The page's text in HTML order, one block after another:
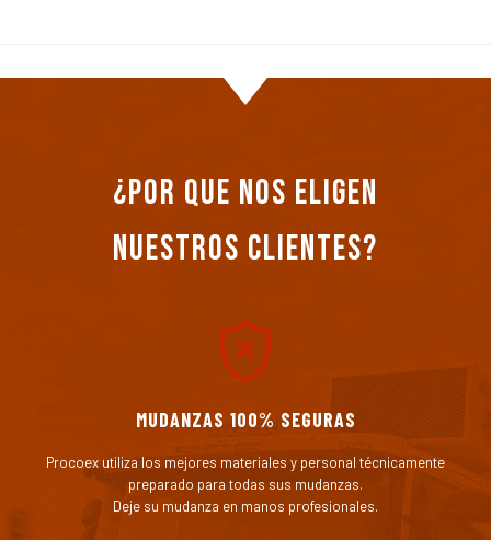
¿Por que nos eligen
nuestros clientes?
MUDANZAS 100% SEGURAS
Procoex utiliza los mejores materiales y personal técnicamente
preparado para todas sus mudanzas.
Deje su mudanza en manos profesionales.